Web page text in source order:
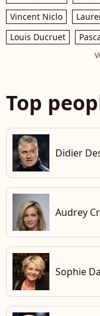
Vincent Niclo
Louis Ducruet
Top
Didier
Audrey
Sophie